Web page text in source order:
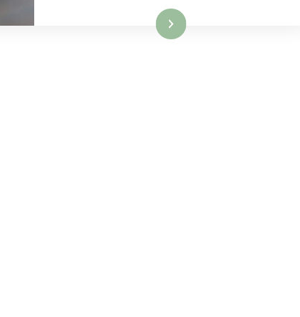
Lire la suite